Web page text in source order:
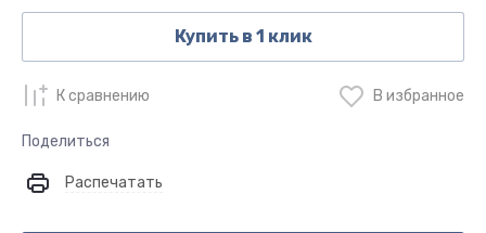
Купить в 1 клик
К сравнению В избранное
Поделиться
Распечатать